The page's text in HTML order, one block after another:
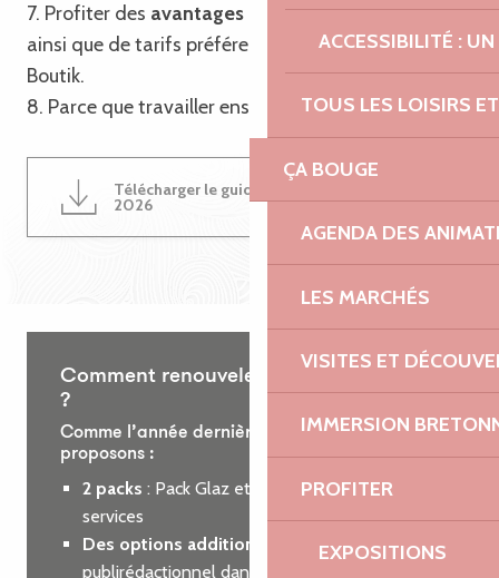
ACCESSIBILITÉ :
TOUS LES LOISIRS
ÇA BOUGE
AGENDA DES
LES MARCHÉS
VISITES ET
IMMERSION
PROFITER
EXPOSITIONS
7. Profiter des avantages du passeport privilège
ainsi que de tarifs préférentiels sur nos produits
Boutik.
8. Parce que travailler ensemble est une évidence !
Télécharger le guide du partenariat
2026
Comment renouveler votre partenariat
?
Comme l’année dernière, nous vous
proposons :
2 packs : Pack Glaz et Pack Roz, incluant des
services
Des options additionnelles
: encart
publirédactionnel dans le guide des loisirs ou